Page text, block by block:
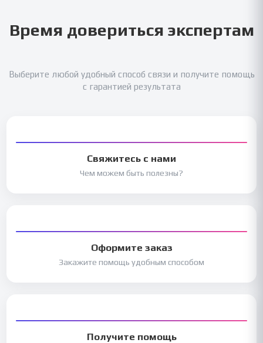
Время довериться экспертам
Выберите любой удобный способ связи и получите помощь
с гарантией результата
Свяжитесь с нами
Чем можем быть полезны?
Оформите заказ
Закажите помощь удобным способом
Получите помощь